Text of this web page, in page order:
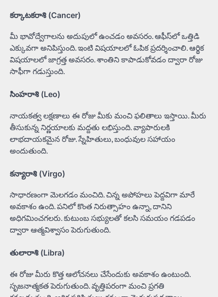
కర్కాటకరాశి (Cancer)
మీ భావోద్వేగాలను అదుపులో ఉంచడం అవసరం. ఆఫీస్‌లో ఒత్తిడి
ఎక్కువగా అనిపిస్తుంది. ఇంటి విషయాలలో ఓపిక ప్రదర్శించాలి. ఆర్థిక
విషయాలలో జాగ్రత్త అవసరం. శాంతిని కాపాడుకోవడం ద్వారా రోజు
సాఫీగా గడుస్తుంది.
సింహరాశి (Leo)
నాయకత్వ లక్షణాలు ఈ రోజు మీకు మంచి ఫలితాలు ఇస్తాయి. మీరు
తీసుకున్న నిర్ణయాలకు మద్దతు లభిస్తుంది. వ్యాపారులకి
లాభదాయకమైన రోజు. స్నేహితులు, బంధువుల సహాయం
అందుతుంది.
కన్యారాశి (Virgo)
సాధారణంగా మెలగడం మంచిది. చిన్న అపోహలు పెద్దవిగా మారే
అవకాశం ఉంది. పనిలో కొంత నిరుత్సాహం ఉన్నా, దానిని
అధిగమించగలరు. కుటుంబ సభ్యులతో కలసి సమయం గడపడం
ద్వారా ఆత్మవిశ్వాసం పెరుగుతుంది.
తులారాశి (Libra)
ఈ రోజు మీరు కొత్త ఆలోచనలు చేసేందుకు అవకాశం ఉంటుంది.
సృజనాత్మకత పెరుగుతుంది. వృత్తిపరంగా మంచి ప్రగతి